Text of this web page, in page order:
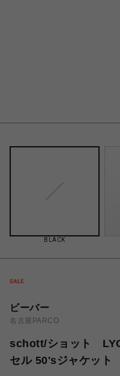
BLACK
ビーバー
名古屋PARCO
schott/ショット
セル 50'sジャケット